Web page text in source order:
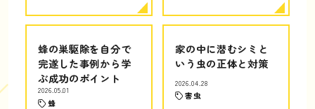
蜂の巣駆除を自分で
完遂した事例から学
ぶ成功のポイント
2026.05.01
蜂
家の中に潜むシミと
いう虫の正体と対策
2026.04.28
害虫